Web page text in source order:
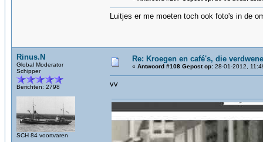
Luitjes er me moeten toch ook foto's in de
Rinus.N
Global Moderator
Schipper
Berichten: 2798
SCH 84 voortvaren
Re: Kroegen en café's, die
« Antwoord #108 Gepost op: 28-01-2012,
vv